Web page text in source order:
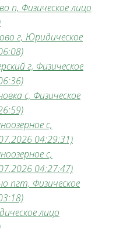
п, Физическое лицо
г, Юридическое
г, Физическое
с, Физическое
с,
04:29:31)
с,
04:27:47)
пгт, Физическое
лицо